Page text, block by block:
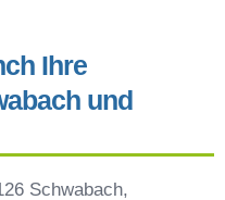
Ihre
und
Schwabach,